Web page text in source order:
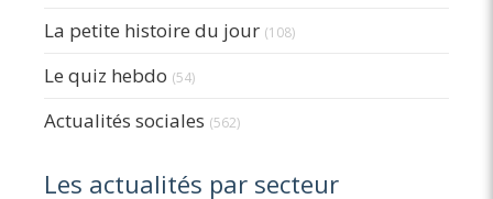
La petite histoire du jour (108)
Le quiz hebdo (54)
Actualités sociales (562)
Les actualités par secteur